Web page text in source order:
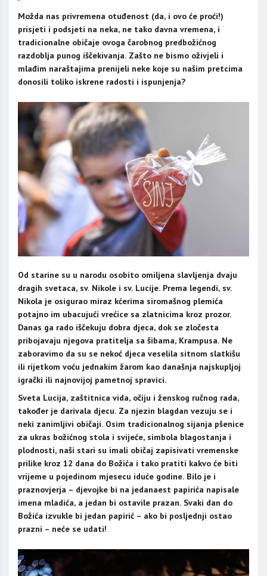
Možda nas privremena otuđenost (da, i ovo će proći!)
prisjeti i podsjeti na neka, ne tako davna vremena, i
tradicionalne običaje ovoga čarobnog predbožićnog
razdoblja punog iščekivanja. Zašto ne bismo oživjeli i
mlađim naraštajima prenijeli neke koje su našim pretcima
donosili toliko iskrene radosti i ispunjenja?
Od starine su u narodu osobito omiljena slavljenja dvaju
dragih svetaca, sv. Nikole i sv. Lucije. Prema legendi, sv.
Nikola je osigurao miraz kćerima siromašnog plemića
potajno im ubacujući vrećice sa zlatnicima kroz prozor.
Danas ga rado iščekuju dobra djeca, dok se zločesta
pribojavaju njegova pratitelja sa šibama, Krampusa. Ne
zaboravimo da su se nekoć djeca veselila sitnom slatkišu
ili rijetkom voću jednakim žarom kao današnja najskupljoj
igrački ili najnovijoj pametnoj spravici.
Sveta Lucija, zaštitnica vida, očiju i ženskog ručnog rada,
također je darivala djecu. Za njezin blagdan vezuju se i
neki zanimljivi običaji. Osim tradicionalnog sijanja pšenice
za ukras božićnog stola i svijeće, simbola blagostanja i
plodnosti, naši stari su imali običaj zapisivati vremenske
prilike kroz 12 dana do Božića i tako pratiti kakvo će biti
vrijeme u pojedinom mjesecu iduće godine. Bilo je i
praznovjerja – djevojke bi na jedanaest papirića napisale
imena mladića, a jedan bi ostavile prazan. Svaki dan do
Božića izvukle bi jedan papirić – ako bi posljednji ostao
prazni – neće se udati!